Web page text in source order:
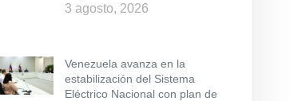
3 agosto, 2026
Venezuela avanza en la
estabilización del Sistema
Eléctrico Nacional con plan de